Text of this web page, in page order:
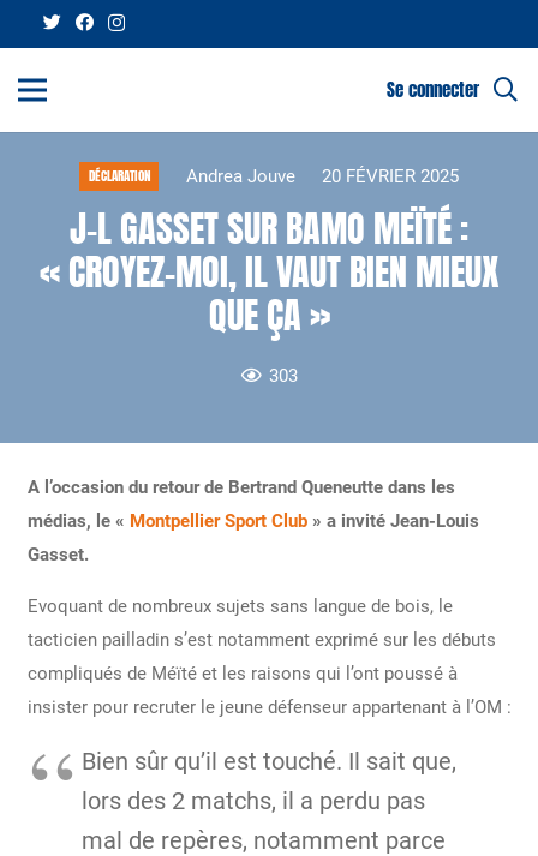
Se connecter
DÉCLARATION Andrea Jouve 20 FÉVRIER 2025
J-L GASSET SUR BAMO MEÏTÉ :
« CROYEZ-MOI, IL VAUT BIEN MIEUX
QUE ÇA »
303
A l’occasion du retour de Bertrand Queneutte dans les
médias, le « Montpellier Sport Club» a invité Jean-Louis
Gasset.
Evoquant de nombreux sujets sans langue de bois, le
tacticien pailladin s’est notamment exprimé sur les débuts
compliqués de Méïté et les raisons qui l’ont poussé à
insister pour recruter le jeune défenseur appartenant à l’OM :
Bien sûr qu’il est touché. Il sait que,
lors des 2 matchs, il a perdu pas
mal de repères, notamment parce